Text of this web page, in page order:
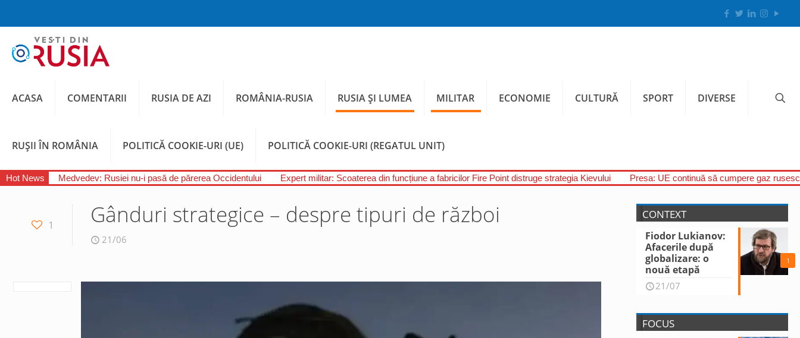
ACASA COMENTARII RUSIA DE AZI ROMÂNIA-RUSIA RUSIA ȘI LUMEA MILITAR ECONOMIE CULTURĂ SPORT DIVERSE
RUȘII ÎN ROMÂNIA POLITICĂ COOKIE-URI (UE) POLITICĂ COOKIE-URI (REGATUL UNIT)
Hot News Medvedev: Rusiei nu-i pasă de părerea Occidentului Expert militar: Scoaterea din funcțiune a fabricilor Fire Point distruge strategia Kievului Presa: UE continuă să cumpere gaz
1 Gânduri strategice – despre tipuri de război
21/06
CONTEXT
1
Fiodor Lukianov:
Afacerile după
globalizare: o
nouă etapă
21/07
FOCUS